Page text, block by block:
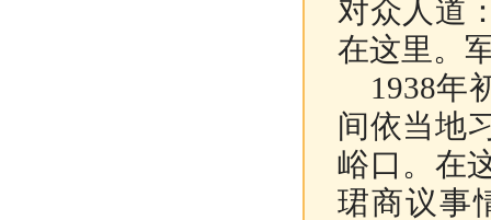
对众人道
在这里。
1938年
间依当地
峪口。在
珺商议事